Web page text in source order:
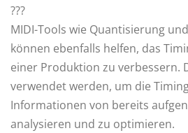
???
MIDI-Tools wie Quantisierung
können ebenfalls helfen, das
einer Produktion zu verbessern.
verwendet werden, um die
Informationen von bereits
analysieren und zu optimieren.